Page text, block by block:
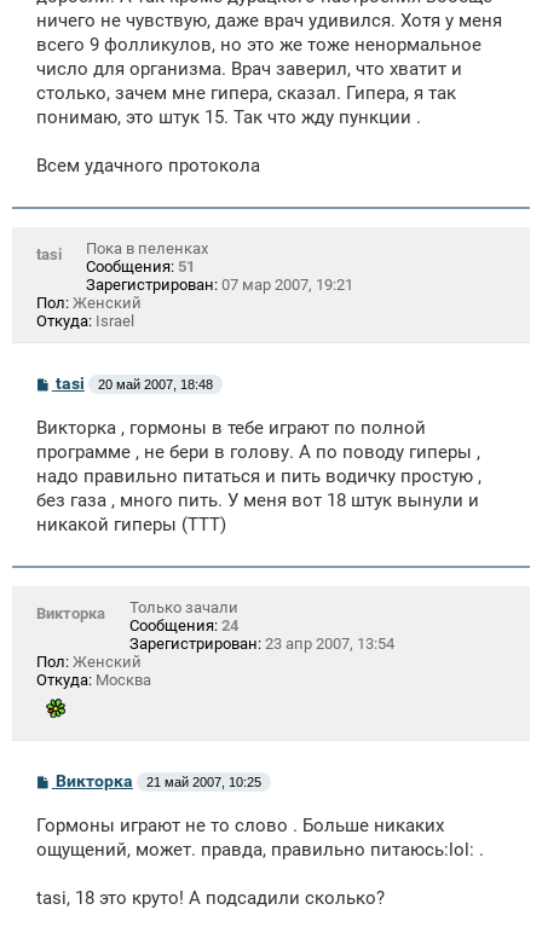
ничего не чувствую, даже врач удивился. Хотя у меня
всего 9 фолликулов, но это же тоже ненормальное
число для организма. Врач заверил, что хватит и
столько, зачем мне гипера, сказал. Гипера, я так
понимаю, это штук 15. Так что жду пункции .
Всем удачного протокола
tasi
Пока в пеленках
Сообщения: 51
Зарегистрирован: 07 мар 2007, 19:21
Пол: Женский
Откуда: Israel
С
б
щ
е
н
и
tasi 20 май 2007, 18:48
Викторка , гормоны в тебе играют по полной
программе , не бери в голову. А по поводу гиперы ,
надо правильно питаться и пить водичку простую ,
без газа , много пить. У меня вот 18 штук вынули и
никакой гиперы (ТТТ)
Викторка
Только зачали
Сообщения: 24
Зарегистрирован: 23 апр 2007, 13:54
Пол: Женский
Откуда: Москва
С
б
щ
и
Викторка 21 май 2007, 10:25
Гормоны играют не то слово . Больше никаких
ощущений, может. правда, правильно питаюсь:lol: .
tasi, 18 это круто! А подсадили сколько?